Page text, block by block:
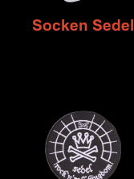
Socken Sedel